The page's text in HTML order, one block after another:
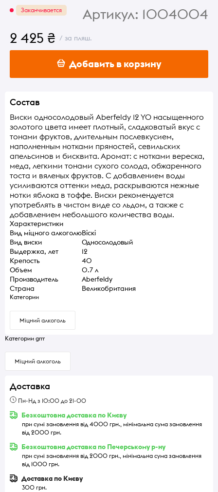
Заканчивается Артикул: 1004004
2 425 ₴ / за пляш.
Добавить в корзину
Состав
Виски односолодовый Aberfeldy 12 YO насыщенного
золотого цвета имеет плотный, сладковатый вкус с
тонами фруктов, длительным послевкусием,
наполненным нотками пряностей, севильских
апельсинов и бисквита. Аромат: с нотками вереска,
меда, легкими тонами сухого солода, обжаренного
тоста и вяленых фруктов. С добавлением воды
усиливаются оттенки меда, раскрываются нежные
нотки яблока в тоффе. Виски рекомендуется
употреблять в чистом виде со льдом, а также с
добавлением небольшого количества воды.
Характеристики
Вид міцного алкоголюВіскі
Вид виски
Односолодовый
Выдержка, лет
12
Крепость
40
Объем
0.7 л
Производитель
Aberfeldy
Страна
Великобритания
Категории
Міцний алкоголь
Категории grrr
Міцний алкоголь
Доставка
Пн-Нд з 10:00 до 21-00
Безкоштовна доставка по Києву
при сумі замовлення від 4000 грн., мінімальна сума замовлення
від 2000 грн.
Безкоштовна доставка по Печерському р-ну
при сумі замовлення від 2000 грн., мінімальна сума замовлення
від 1000 грн.
Доставка по Києву
300 грн.